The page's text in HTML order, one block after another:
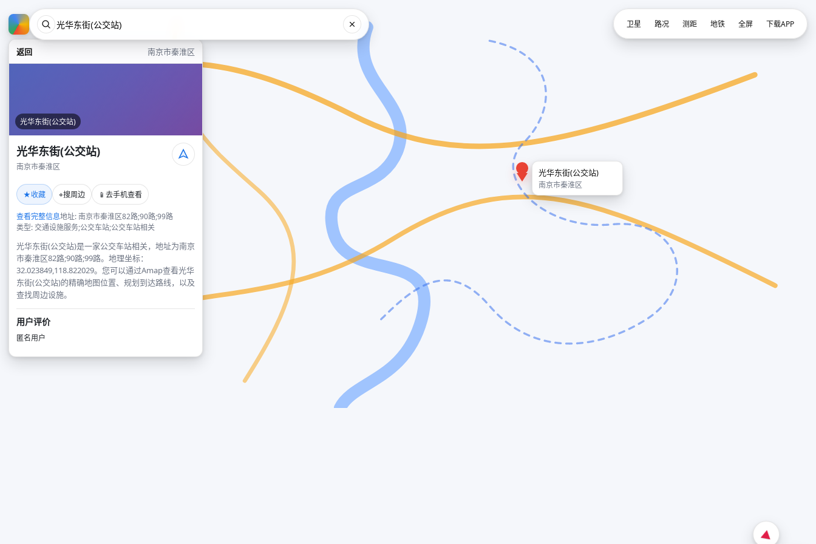
返回 南京市秦淮区
光华东街(公交站)
光华东街(公交站)
南京市秦淮区
★收藏 ⌖搜周边 📱 去手机查看
查看完整信息地址: 南京市秦淮区82路;90路;99路
类型: 交通设施服务;公交车站;公交车站相关
光华东街(公交站)是一家公交车站相关，地址为南京
市秦淮区82路;90路;99路。地理坐标：
32.023849,118.822029。您可以通过Amap查看光华
东街(公交站)的精确地图位置、规划到达路线，以及
查找周边设施。
用户评价
匿名用户
光华东街(公交站)
南京市秦淮区
卫星 路况 测距 地铁 全屏 下载APP